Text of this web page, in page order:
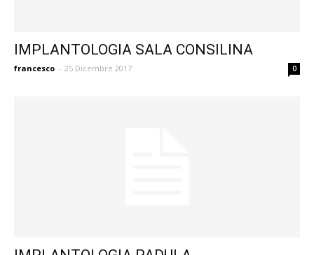
IMPLANTOLOGIA SALA CONSILINA
francesco - 25 Dicembre 2017 0